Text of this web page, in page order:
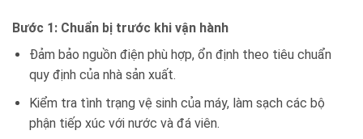
Bước 1: Chuẩn bị trước khi vận hành
Đảm bảo nguồn điện phù hợp, ổn định theo tiêu chuẩn
quy định của nhà sản xuất.
Kiểm tra tình trạng vệ sinh của máy, làm sạch các bộ
phận tiếp xúc với nước và đá viên.